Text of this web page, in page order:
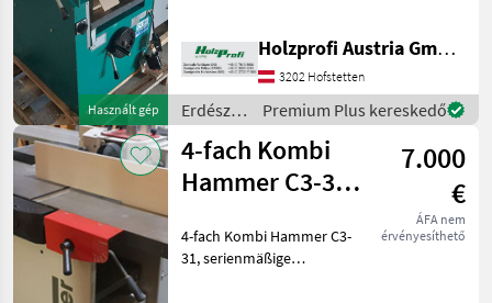
Használt gép
kgPreisänderungen
vorbehalten, Irrtümer,
Druck- und Satzfehler
vorbehal
Holzprofi Austria GmbH, Zweigstelle NÖ
3202 Hofstetten
Erdészeti
és
faipari
gépek /
Rojek
Premium Plus kereskedő
4-fach Kombi
Hammer C3-31
7.000
€
ÁFA nem
érvényesíthető
4-fach Kombi Hammer C3-
31, serienmäßige